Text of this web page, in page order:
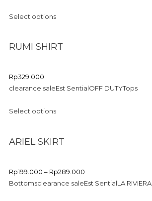
Select options
RUMI SHIRT
Rp329.000
clearance saleEst SentialOFF DUTYTops
Select options
ARIEL SKIRT
Rp199.000 – Rp289.000
Bottomsclearance saleEst SentialLA RIVIERA